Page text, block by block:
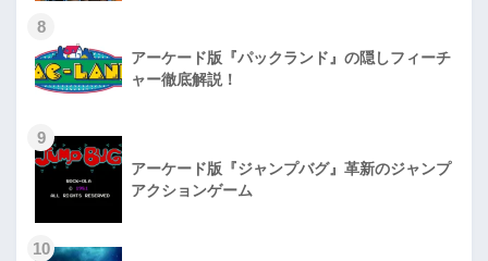
8
アーケード版『パックランド』の隠しフィーチ
ャー徹底解説！
9
アーケード版『ジャンプバグ』革新のジャンプ
アクションゲーム
10